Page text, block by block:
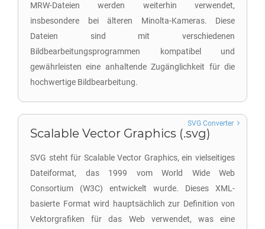
MRW-Dateien werden weiterhin verwendet,
insbesondere bei älteren Minolta-Kameras. Diese
Dateien sind mit verschiedenen
Bildbearbeitungsprogrammen kompatibel und
gewährleisten eine anhaltende Zugänglichkeit für die
hochwertige Bildbearbeitung.
Scalable Vector Graphics (.svg)
SVG steht für Scalable Vector Graphics, ein vielseitiges
Dateiformat, das 1999 vom World Wide Web
Consortium (W3C) entwickelt wurde. Dieses XML-
basierte Format wird hauptsächlich zur Definition von
Vektorgrafiken für das Web verwendet, was eine
SVG Converter